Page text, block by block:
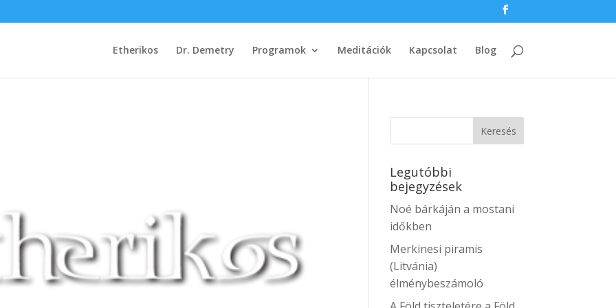
Etherikos Dr. Demetry Programok Meditációk Kapcsolat Blog
Legutóbbi
bejegyzések
Noé bárkáján a mostani
időkben
Merkinesi piramis
(Litvánia)
élménybeszámoló